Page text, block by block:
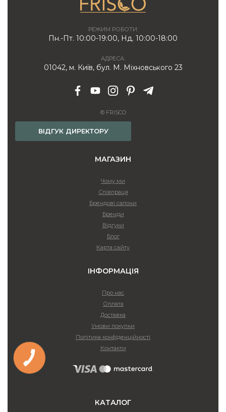
РЕЖИМ РОБОТИ:
Пн.-Пт. 10:00-19:00, Нд. 10:00-18:00
АДРЕСА:
01042, м. Київ, бул. М. Міхновського 23
© FRISCO
ВІДГУК ДИРЕКТОРУ
МАГАЗИН
Чому ми
Співпраця
Брендові салони
Бренди
Відгуки
Блог
Карта сайту
ІНФОРМАЦІЯ
Про нас
Оплата
Доставка
Умови покупки
Політика конфіденційності
Контакти
КАТАЛОГ